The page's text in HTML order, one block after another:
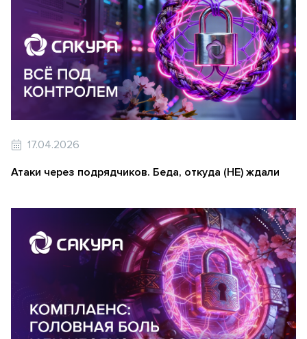
17.04.2026
Атаки через подрядчиков. Беда, откуда (НЕ) ждали